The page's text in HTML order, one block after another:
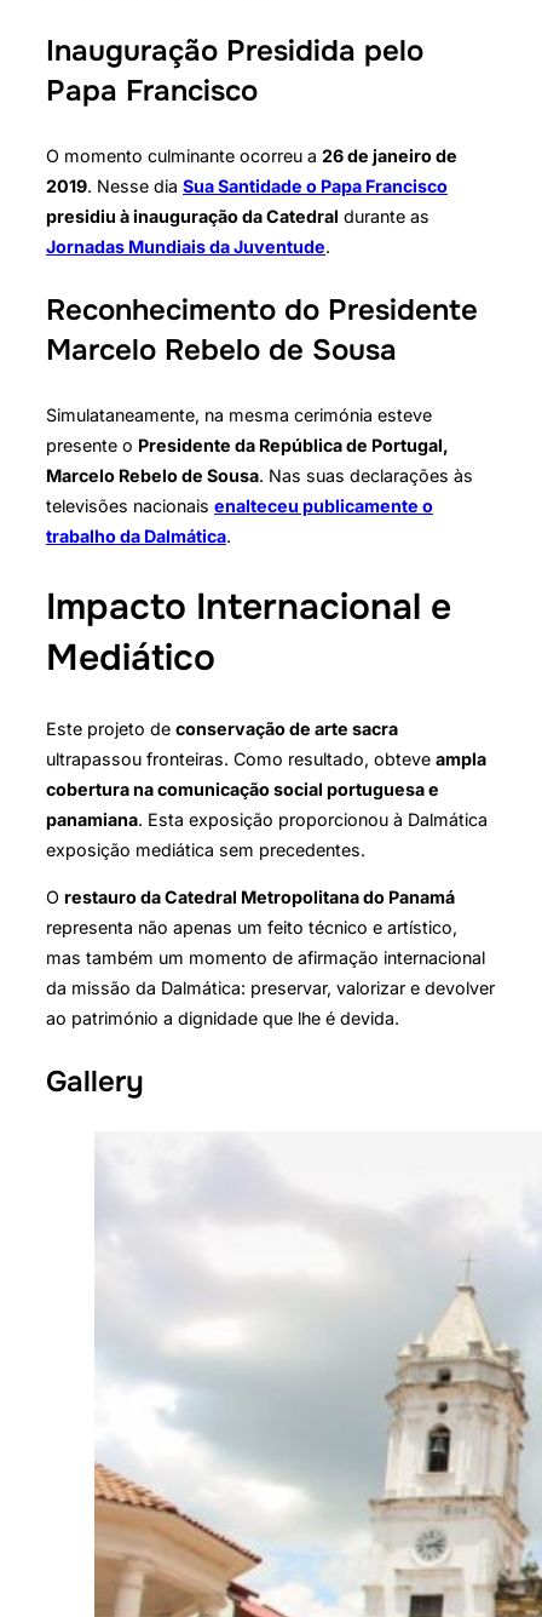
Inauguração Presidida pelo
Papa Francisco
O momento culminante ocorreu a 26 de janeiro de
2019. Nesse dia Sua Santidade o Papa Francisco
presidiu à inauguração da Catedral durante as
Jornadas Mundiais da Juventude.
Reconhecimento do Presidente
Marcelo Rebelo de Sousa
Simulataneamente, na mesma cerimónia esteve
presente o Presidente da República de Portugal,
Marcelo Rebelo de Sousa. Nas suas declarações às
televisões nacionais enalteceu publicamente o
trabalho da Dalmática.
Impacto Internacional e
Mediático
Este projeto de conservação de arte sacra
ultrapassou fronteiras. Como resultado, obteve ampla
cobertura na comunicação social portuguesa e
panamiana. Esta exposição proporcionou à Dalmática
exposição mediática sem precedentes.
O restauro da Catedral Metropolitana do Panamá
representa não apenas um feito técnico e artístico,
mas também um momento de afirmação internacional
da missão da Dalmática: preservar, valorizar e devolver
ao património a dignidade que lhe é devida.
Gallery